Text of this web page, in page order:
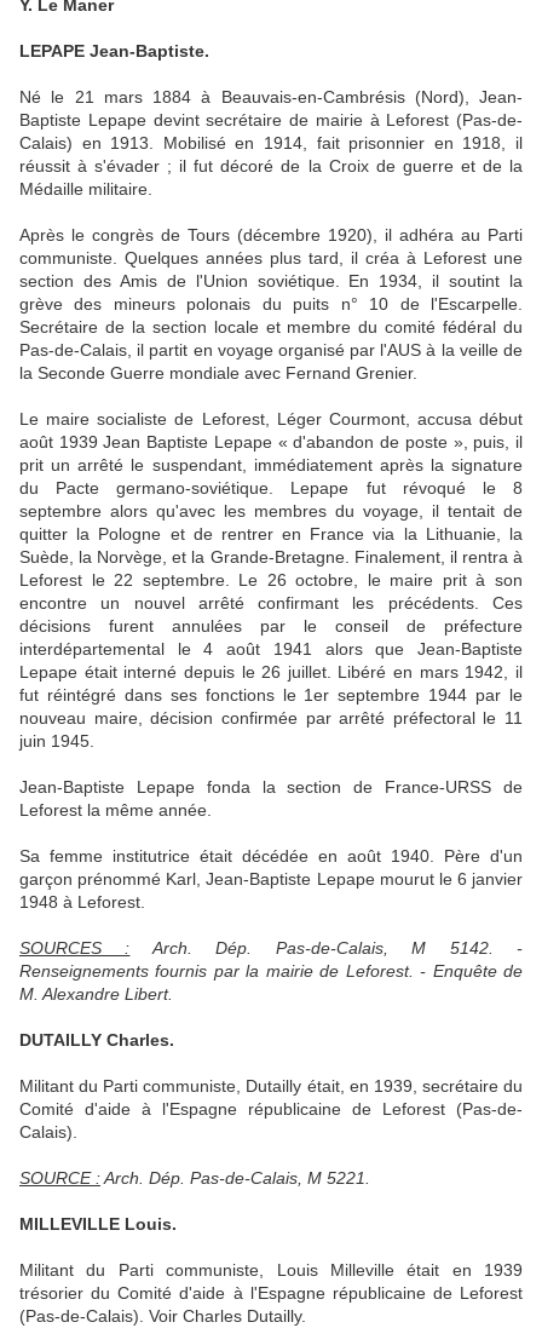
Y. Le Maner
LEPAPE Jean-Baptiste.
Né le 21 mars 1884 à Beauvais-en-Cambrésis (Nord), Jean-
Baptiste Lepape devint secrétaire de mairie à Leforest (Pas-de-
Calais) en 1913. Mobilisé en 1914, fait prisonnier en 1918, il
réussit à s'évader ; il fut décoré de la Croix de guerre et de la
Médaille militaire.
Après le congrès de Tours (décembre 1920), il adhéra au Parti
communiste. Quelques années plus tard, il créa à Leforest une
section des Amis de l'Union soviétique. En 1934, il soutint la
grève des mineurs polonais du puits n° 10 de l'Escarpelle.
Secrétaire de la section locale et membre du comité fédéral du
Pas-de-Calais, il partit en voyage organisé par l'AUS à la veille de
la Seconde Guerre mondiale avec Fernand Grenier.
Le maire socialiste de Leforest, Léger Courmont, accusa début
août 1939 Jean Baptiste Lepape « d'abandon de poste », puis, il
prit un arrêté le suspendant, immédiatement après la signature
du Pacte germano-soviétique. Lepape fut révoqué le 8
septembre alors qu'avec les membres du voyage, il tentait de
quitter la Pologne et de rentrer en France via la Lithuanie, la
Suède, la Norvège, et la Grande-Bretagne. Finalement, il rentra à
Leforest le 22 septembre. Le 26 octobre, le maire prit à son
encontre un nouvel arrêté confirmant les précédents. Ces
décisions furent annulées par le conseil de préfecture
interdépartemental le 4 août 1941 alors que Jean-Baptiste
Lepape était interné depuis le 26 juillet. Libéré en mars 1942, il
fut réintégré dans ses fonctions le 1er septembre 1944 par le
nouveau maire, décision confirmée par arrêté préfectoral le 11
juin 1945.
Jean-Baptiste Lepape fonda la section de France-URSS de
Leforest la même année.
Sa femme institutrice était décédée en août 1940. Père d'un
garçon prénommé Karl, Jean-Baptiste Lepape mourut le 6 janvier
1948 à Leforest.
SOURCES : Arch. Dép. Pas-de-Calais, M 5142. -
Renseignements fournis par la mairie de Leforest. - Enquête de
M. Alexandre Libert.
DUTAILLY Charles.
Militant du Parti communiste, Dutailly était, en 1939, secrétaire du
Comité d'aide à l'Espagne républicaine de Leforest (Pas-de-
Calais).
SOURCE :Arch. Dép. Pas-de-Calais, M 5221.
MILLEVILLE Louis.
Militant du Parti communiste, Louis Milleville était en 1939
trésorier du Comité d'aide à l'Espagne républicaine de Leforest
(Pas-de-Calais). Voir Charles Dutailly.